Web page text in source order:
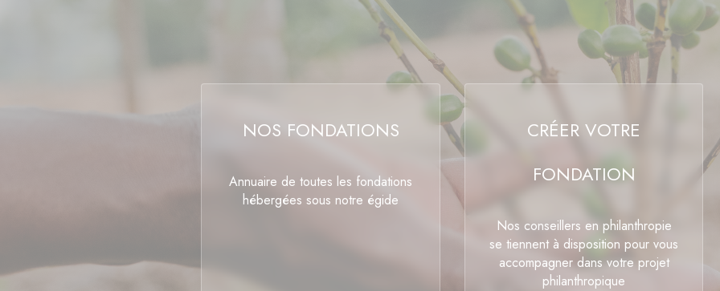
NOS FONDATIONS
Annuaire de toutes les fondations
hébergées sous notre égide
CRÉER VOTRE
FONDATION
Nos conseillers en philanthropie
se tiennent à disposition pour vous
accompagner dans votre projet
philanthropique